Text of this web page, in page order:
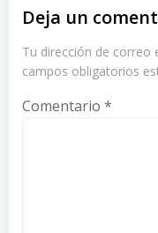
Deja un
Tu dirección de correo
campos obligatorios
Comentario *